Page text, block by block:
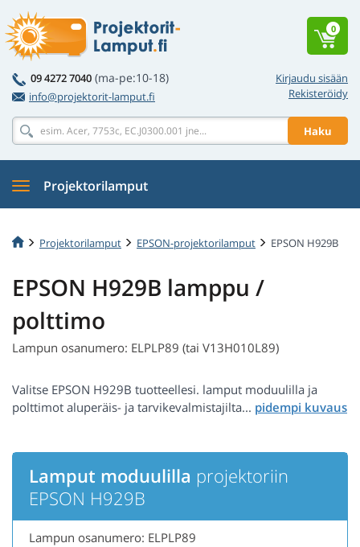
Kirjaudu sisään
Rekisteröidy
09 4272 7040 (ma-pe:10-18)
info@projektorit-lamput.fi
Haku
0
Projektorilamput
Projektorilamput EPSON-projektorilamput EPSON H929B
EPSON H929B lamppu /
polttimo
Lampun osanumero: ELPLP89 (tai V13H010L89)
Valitse EPSON H929B tuotteellesi. lamput moduulilla ja
polttimot aluperäis- ja tarvikevalmistajilta...
Lamput moduulilla projektoriin
EPSON H929B
Lampun osanumero: ELPLP89